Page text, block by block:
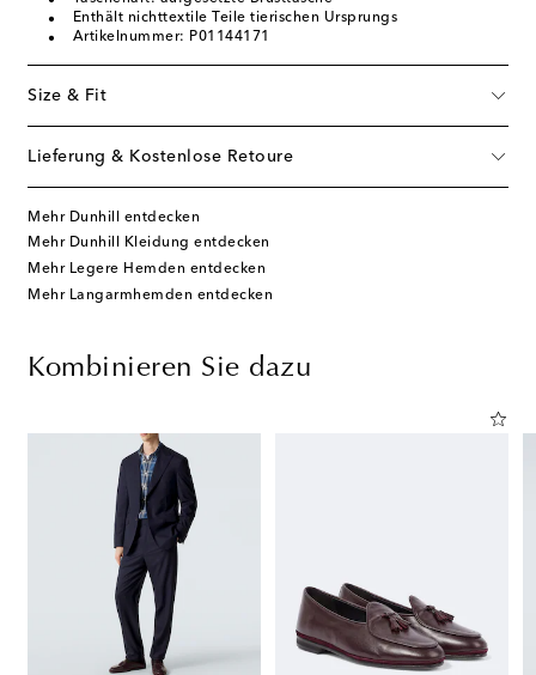
Enthält nichttextile Teile tierischen Ursprungs
Artikelnummer: P01144171
Size & Fit
Lieferung & Kostenlose Retoure
Mehr Dunhill entdecken
Mehr Dunhill Kleidung entdecken
Mehr Legere Hemden entdecken
Mehr Langarmhemden entdecken
Kombinieren Sie dazu